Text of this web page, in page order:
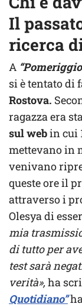
Il
ricerca
A
si è tentato di
Rostova.
ragazza era
sul webin cui
mettevano in
venivano
queste ore il
attraverso i
Olesya di
mia
di tutto per
test sarà
verità»,ha
Quotidiano”